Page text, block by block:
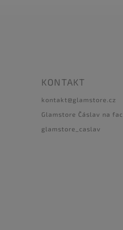
KONTAKT
kontakt@glamstore.cz
Glamstore Čáslav na
glamstore_caslav